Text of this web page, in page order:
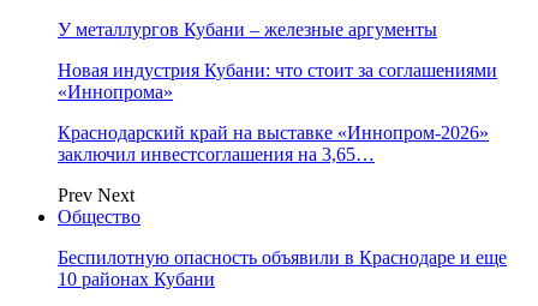
У металлургов Кубани – железные аргументы
Новая индустрия Кубани: что стоит за соглашениями
«Иннопрома»
Краснодарский край на выставке «Иннопром-2026»
заключил инвестсоглашения на 3,65…
Prev Next
Общество
Беспилотную опасность объявили в Краснодаре и еще
10 районах Кубани